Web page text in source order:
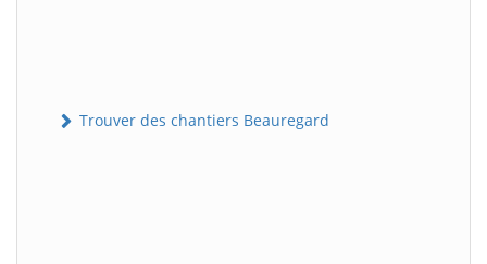
Trouver des chantiers Beauregard